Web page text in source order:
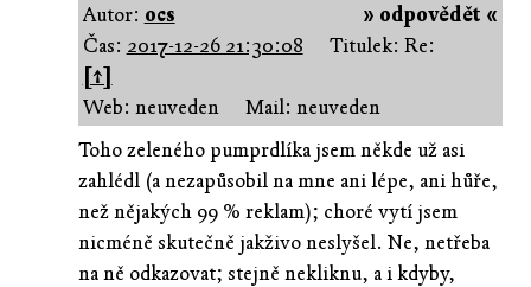
» odpovědět «
Autor: ocs
Čas: 2017-12-26 21:30:08
Titulek: Re:
[↑]
Web: neuveden
Mail: neuveden
Toho zeleného pumprdlíka jsem někde už asi
zahlédl (a nezapůsobil na mne ani lépe, ani hůře,
než nějakých 99 % reklam); choré vytí jsem
nicméně skutečně jakživo neslyšel. Ne, netřeba
na ně odkazovat; stejně nekliknu, a i kdyby,